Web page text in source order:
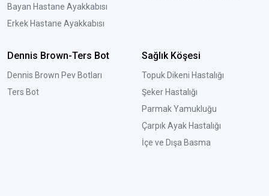
Bayan Hastane Ayakkabısı
Erkek Hastane Ayakkabısı
Dennis Brown-Ters Bot
Dennis Brown Pev Botları
Ters Bot
Sağlık Köşesi
Topuk Dikeni Hastalığı
Şeker Hastalığı
Parmak Yamukluğu
Çarpık Ayak Hastalığı
İçe ve Dışa Basma